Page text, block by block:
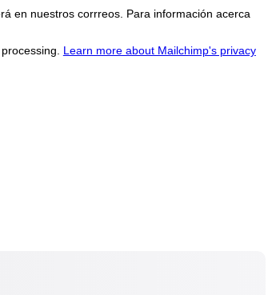
en nuestros corrreos. Para información acerca
Learn more about Mailchimp's privacy